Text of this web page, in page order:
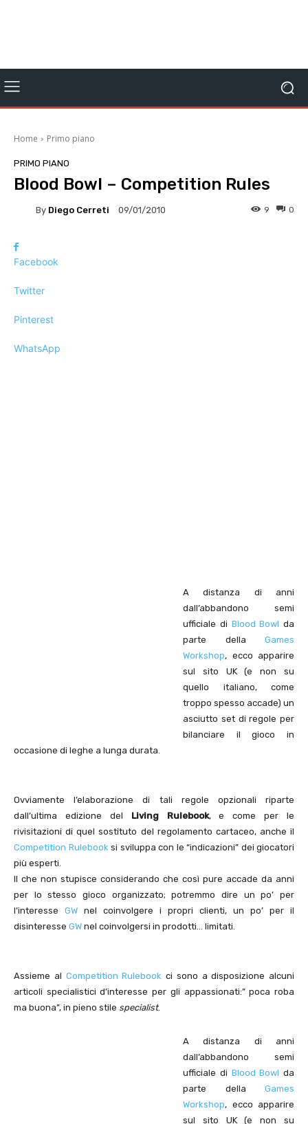
Home Primo piano
PRIMO PIANO
Blood Bowl – Competition Rules
By Diego Cerreti 09/01/2010 0
9
Facebook
Twitter
Pinterest
WhatsApp
A distanza di anni
dall’abbandono semi
ufficiale di Blood Bowl da
parte della Games
Workshop, ecco apparire
sul sito UK (e non su
quello italiano, come
troppo spesso accade) un
asciutto set di regole per
bilanciare il gioco in
occasione di leghe a lunga durata.
Ovviamente l’elaborazione di tali regole opzionali riparte
dall’ultima edizione del Living Rulebook, e come per le
rivisitazioni di quel sostituto del regolamento cartaceo, anche il
Competition Rulebook si sviluppa con le “indicazioni” dei giocatori
più esperti.
Il che non stupisce considerando che così pure accade da anni
per lo stesso gioco organizzato; potremmo dire un po’ per
l’interesse GW nel coinvolgere i propri clienti, un po’ per il
disinteresse GW nel coinvolgersi in prodotti… limitati.
Assieme al Competition Rulebook ci sono a disposizione alcuni
articoli specialistici d’interesse per gli appassionati:” poca roba
ma buona”, in pieno stile specialist.
A distanza di anni
dall’abbandono semi
ufficiale di Blood Bowl da
parte della Games
Workshop, ecco apparire
sul sito UK (e non su